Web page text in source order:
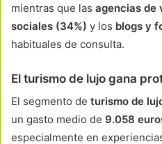
mientras que las agencias de
sociales (34%) y los blogs y
habituales de consulta.
El turismo de lujo gana
El segmento de turismo de
un gasto medio de 9.058
especialmente en